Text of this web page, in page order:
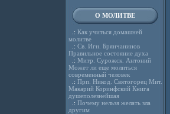
О МОЛИТВЕ
.: Как учиться домашней
молитве
.: Св. Игн. Брянчанинов
Правильное состояние духа
.: Митр. Сурожск. Антоний
Может ли еще молиться
современный человек
.: Прп. Никод. Святогорец Мит.
Макарий Коринфский Книга
душеполезнейшая
.: Почему нельзя желать зла
другим